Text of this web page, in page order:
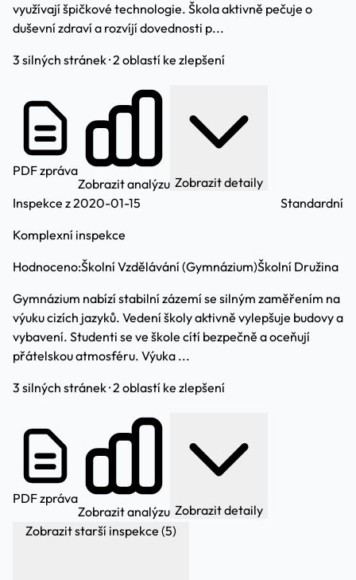
využívají špičkové technologie. Škola aktivně pečuje o
duševní zdraví a rozvíjí dovednosti p...
3 silných stránek · 2 oblastí ke zlepšení
PDF zpráva
Zobrazit analýzu Zobrazit detaily
Inspekce z 2020-01-15
Komplexní inspekce
Standardní
Hodnoceno:Školní Vzdělávání (Gymnázium)Školní Družina
Gymnázium nabízí stabilní zázemí se silným zaměřením na
výuku cizích jazyků. Vedení školy aktivně vylepšuje budovy a
vybavení. Studenti se ve škole cítí bezpečně a oceňují
přátelskou atmosféru. Výuka ...
3 silných stránek · 2 oblastí ke zlepšení
PDF zpráva
Zobrazit analýzu Zobrazit detaily
Zobrazit starší inspekce (5)